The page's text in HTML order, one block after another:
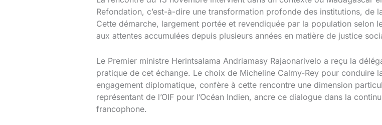
Refondation, c’est-à-dire une transformation profonde des institutions, de
Cette démarche, largement portée et revendiquée par la population selon
aux attentes accumulées depuis plusieurs années en matière de justice
Le Premier ministre Herintsalama Andriamasy Rajaonarivelo a reçu la
pratique de cet échange. Le choix de Micheline Calmy-Rey pour conduire
engagement diplomatique, confère à cette rencontre une dimension
représentant de l’OIF pour l’Océan Indien, ancre ce dialogue dans la
francophone.